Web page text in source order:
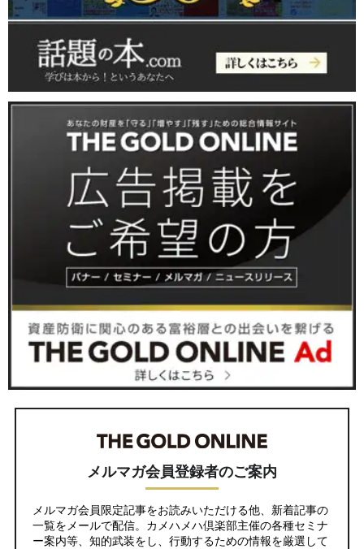
メルマガ会員登録者のご案内
メルマガ会員限定記事をお読みいただける他、新着記事の
一覧をメールで配信。カメハメハ倶楽部主催の各種セミナ
ー案内等、知的武装をし、行動するための情報を厳選して